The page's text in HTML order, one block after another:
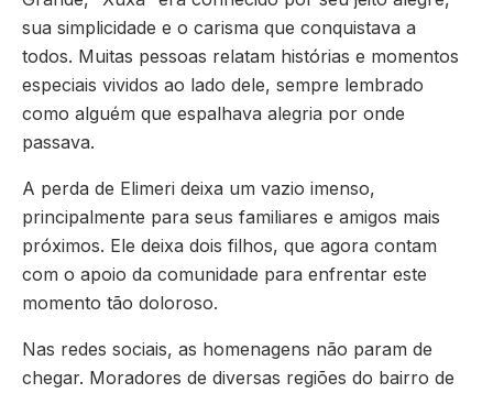
sua simplicidade e o carisma que conquistava a
todos. Muitas pessoas relatam histórias e momentos
especiais vividos ao lado dele, sempre lembrado
como alguém que espalhava alegria por onde
passava.
A perda de Elimeri deixa um vazio imenso,
principalmente para seus familiares e amigos mais
próximos. Ele deixa dois filhos, que agora contam
com o apoio da comunidade para enfrentar este
momento tão doloroso.
Nas redes sociais, as homenagens não param de
chegar. Moradores de diversas regiões do bairro de